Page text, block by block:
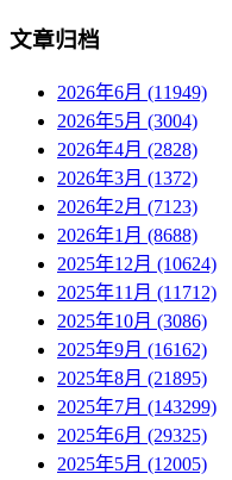
文章归档
2026年6月 (11949)
2026年5月 (3004)
2026年4月 (2828)
2026年3月 (1372)
2026年2月 (7123)
2026年1月 (8688)
2025年12月 (10624)
2025年11月 (11712)
2025年10月 (3086)
2025年9月 (16162)
2025年8月 (21895)
2025年7月 (143299)
2025年6月 (29325)
2025年5月 (12005)